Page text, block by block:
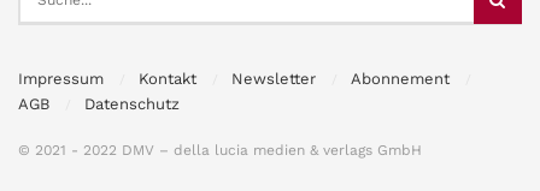
Impressum Kontakt Newsletter
Abonnement
AGB
Datenschutz
© 2021 - 2022 DMV – della lucia medien & verlags GmbH